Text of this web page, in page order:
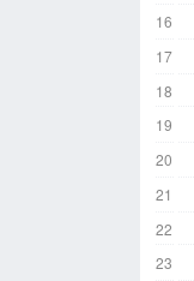
16
17
18
19
20
21
22
23